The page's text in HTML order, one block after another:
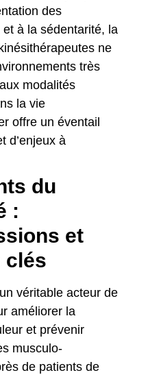
des
et à la sédentarité, la
ne
très
modalités
la vie
offre un éventail
d’enjeux à
du
:
et
clés
véritable acteur de
améliorer la
et prévenir
musculo-
de patients de